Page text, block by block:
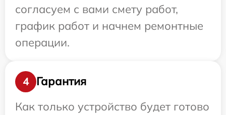
согласуем с вами смету работ,
график работ и начнем ремонтные
операции.
4
Гарантия
Как только устройство будет готово